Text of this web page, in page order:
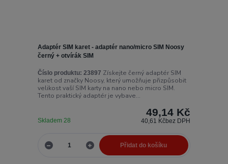
Adaptér SIM karet - adaptér nano/micro SIM Noosy
černý + otvírák SIM
Číslo produktu: 23897 Získejte černý adaptér SIM
karet od značky Noosy, který umožňuje přizpůsobit
velikost vaší SIM karty na nano nebo micro SIM.
Tento praktický adaptér je vybave...
49,14 Kč
40,61 Kčbez DPH
Skladem 28
Přidat do košíku